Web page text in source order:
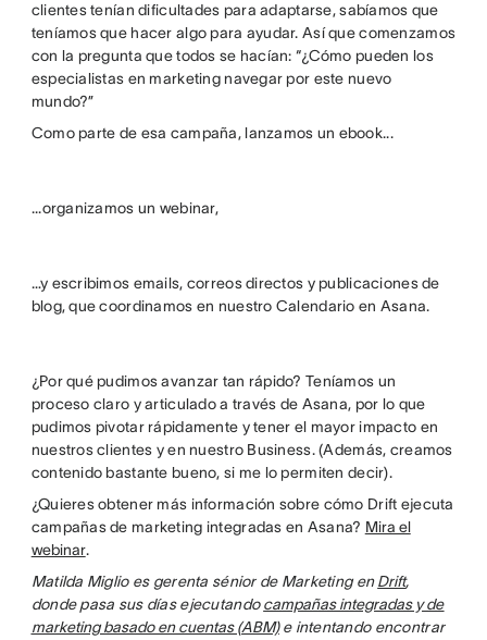
clientes tenían dificultades para adaptarse, sabíamos que
teníamos que hacer algo para ayudar. Así que comenzamos
con la pregunta que todos se hacían: “¿Cómo pueden los
especialistas en marketing navegar por este nuevo
mundo?”
Como parte de esa campaña, lanzamos un ebook...
...organizamos un webinar,
…y escribimos emails, correos directos y publicaciones de
blog, que coordinamos en nuestro Calendario en Asana.
¿Por qué pudimos avanzar tan rápido? Teníamos un
proceso claro y articulado a través de Asana, por lo que
pudimos pivotar rápidamente y tener el mayor impacto en
nuestros clientes y en nuestro Business. (Además, creamos
contenido bastante bueno, si me lo permiten decir).
¿Quieres obtener más información sobre cómo Drift ejecuta
campañas de marketing integradas en Asana? Mira el
webinar.
Matilda Miglio es gerenta sénior de Marketing enDrift,
donde pasa sus días ejecutandocampañas integradas y de
marketing basado en cuentas (ABM)e intentando encontrar